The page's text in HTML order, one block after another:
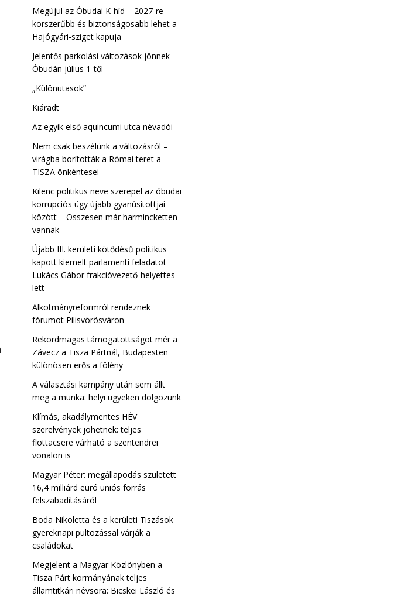
Megújul az Óbudai K-híd – 2027-re
korszerűbb és biztonságosabb lehet a
Hajógyári-sziget kapuja
Jelentős parkolási változások jönnek
Óbudán július 1-től
„Különutasok”
Kiáradt
Az egyik első aquincumi utca névadói
Nem csak beszélünk a változásról –
virágba borították a Római teret a
TISZA önkéntesei
Kilenc politikus neve szerepel az óbudai
korrupciós ügy újabb gyanúsítottjai
között – Összesen már harmincketten
vannak
Újabb III. kerületi kötődésű politikus
kapott kiemelt parlamenti feladatot –
Lukács Gábor frakcióvezető-helyettes
lett
Alkotmányreformról rendeznek
fórumot Pilisvörösváron
Rekordmagas támogatottságot mér a
Závecz a Tisza Pártnál, Budapesten
különösen erős a fölény
A választási kampány után sem állt
meg a munka: helyi ügyeken dolgozunk
Klímás, akadálymentes HÉV
szerelvények jöhetnek: teljes
flottacsere várható a szentendrei
vonalon is
Magyar Péter: megállapodás született
16,4 milliárd euró uniós forrás
felszabadításáról
Boda Nikoletta és a kerületi Tiszások
gyereknapi pultozással várják a
családokat
Megjelent a Magyar Közlönyben a
Tisza Párt kormányának teljes
államtitkári névsora: Bicskei László és